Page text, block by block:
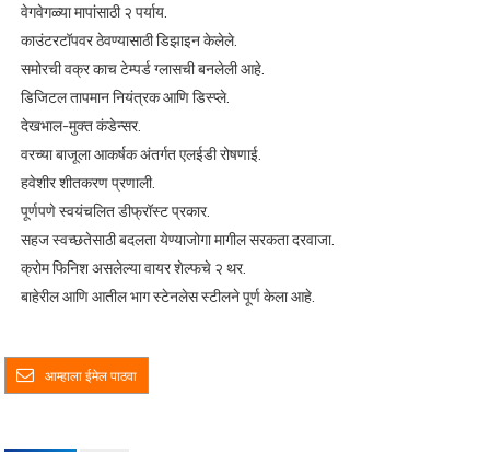
वेगवेगळ्या मापांसाठी २ पर्याय.
काउंटरटॉपवर ठेवण्यासाठी डिझाइन केलेले.
समोरची वक्र काच टेम्पर्ड ग्लासची बनलेली आहे.
डिजिटल तापमान नियंत्रक आणि डिस्प्ले.
देखभाल-मुक्त कंडेन्सर.
वरच्या बाजूला आकर्षक अंतर्गत एलईडी रोषणाई.
हवेशीर शीतकरण प्रणाली.
पूर्णपणे स्वयंचलित डीफ्रॉस्ट प्रकार.
सहज स्वच्छतेसाठी बदलता येण्याजोगा मागील सरकता दरवाजा.
क्रोम फिनिश असलेल्या वायर शेल्फचे २ थर.
बाहेरील आणि आतील भाग स्टेनलेस स्टीलने पूर्ण केला आहे.
आम्हाला ईमेल पाठवा